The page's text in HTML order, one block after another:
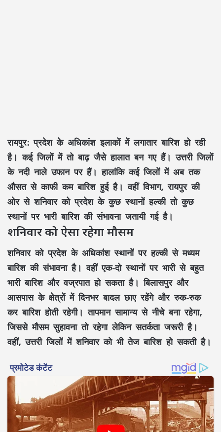
रायपुर:प्रदेश के अधिकांश इलाकों में लगातार बारिश हो रही
है। कई जिलों में तो बाढ़ जैसे हालात बन गए हैं। उत्तरी जिलों
के नदी नाले उफान पर हैं। हालांकि कई जिलों में अब तक
औसत से काफी कम बारिश हुई है। वहीं विभाग, रायपुर की
ओर से शनिवार को प्रदेश के कुछ स्थानों हल्की तो कुछ
स्थानों पर भारी बारिश की संभावना जतायी गई है।
शनिवार को ऐसा रहेगा मौसम
शनिवार को प्रदेश के अधिकांश स्थानों पर हल्की से मध्यम
बारिश की संभावना है। वहीं एक-दो स्थानों पर भारी से बहुत
भारी बारिश और वज्रपात हो सकता है। बिलासपुर और
आसपास के क्षेत्रों में दिनभर बादल छाए रहेंगे और रुक-रुक
कर बारिश होती रहेगी। तापमान सामान्य से नीचे बना रहेगा,
जिससे मौसम सुहावना तो रहेगा लेकिन सतर्कता जरूरी है।
वहीं, उत्तरी जिलों में शनिवार को भी तेज बारिश हो सकती है।